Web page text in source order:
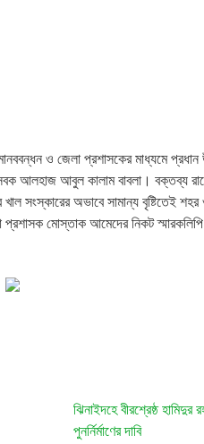
ও জেলা প্রশাসকের মাধ্যমে
আলহাজ আবুল কালাম বাবলা। বক্তব্য
খাল সংস্কারের অভাবে সামান্য
প্রশাসক মোস্তাক আমেদের নিকট
ঝিনাইদহে বীরশ্রেষ্ঠ
পুনর্নির্মাণের দাবি